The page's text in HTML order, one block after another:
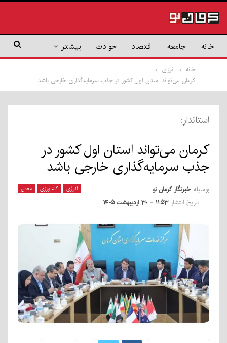
خانه جامعه اقتصاد حوادث بیشتر
خانه
انرژی
کرمان می‌تواند استان اول کشور در جذب سرمایه‌گذاری خارجی باشد
استاندار:
کرمان می‌تواند استان اول کشور در
جذب سرمایه‌گذاری خارجی باشد
انرژی کشاورزی معدن بوسیله خبرنگار کرمان نو
تاریخ انتشار ۱۱:۵۳ - ۳۰ اردیبهشت ۱۴۰۵